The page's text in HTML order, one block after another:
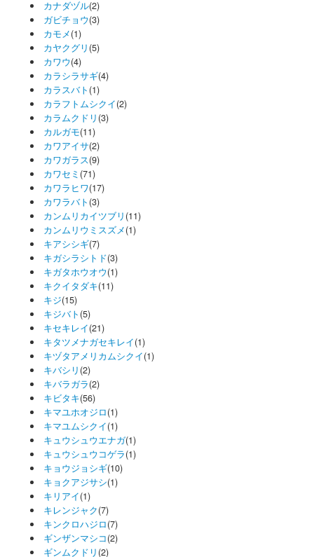
カナダヅル(2)
ガビチョウ(3)
カモメ(1)
カヤクグリ (5)
カワウ(4)
カラシラサギ(4)
カラスバト (1)
カラフトムシクイ(2)
カラムクドリ (3)
カルガモ(11)
カワアイサ(2)
カワガラス(9)
カワセミ (71)
カワラヒワ(17)
カワラバト (3)
カンムリカイツブリ (11)
カンムリウミスズメ(1)
キアシシギ(7)
キガシラシトド(3)
キガタホウオウ(1)
キクイタダキ(11)
キジ(15)
キジバト (5)
キセキレイ(21)
キタツメナガセキレイ(1)
キヅタアメリカムシクイ(1)
キバシリ (2)
キバラガラ(2)
キビタキ(56)
キマユホオジロ(1)
キマユムシクイ(1)
キュウシュウエナガ(1)
キュウシュウコゲラ(1)
キョウジョシギ(10)
キョクアジサシ(1)
キリアイ(1)
キレンジャク(7)
キンクロハジロ(7)
ギンザンマシコ(2)
ギンムクドリ (2)